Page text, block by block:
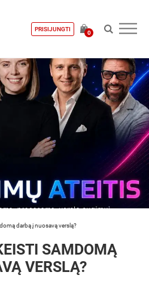
PRISIJUNGTI
0
darbą į nuosavą verslą?
SAMDOMĄ
VERSLĄ?